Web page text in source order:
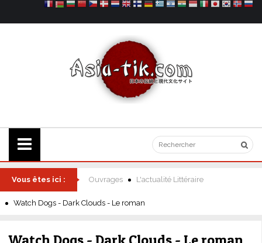
Vous êtes ici : Ouvrages L'actualité Littéraire
Watch Dogs - Dark Clouds - Le roman